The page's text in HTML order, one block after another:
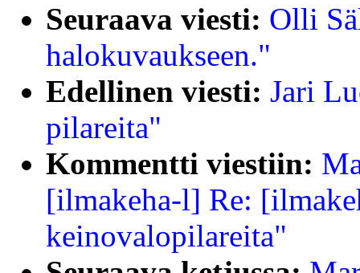
Seuraava viesti: Olli
halokuvaukseen."
Edellinen viesti: Jari
pilareita"
Kommentti viestiin:
[ilmakeha-l] Re:
keinovalopilareita"